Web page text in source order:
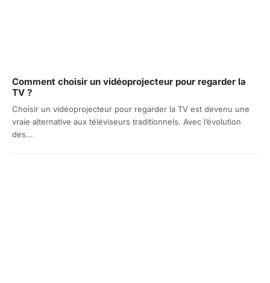
Comment choisir un vidéoprojecteur pour regarder la
TV ?
Choisir un vidéoprojecteur pour regarder la TV est devenu une
vraie alternative aux téléviseurs traditionnels. Avec l’évolution
des...